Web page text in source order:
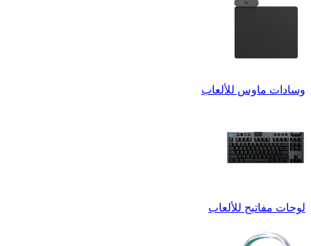
وسادات ماوس للألعاب
لوحات مفاتيح للألعاب